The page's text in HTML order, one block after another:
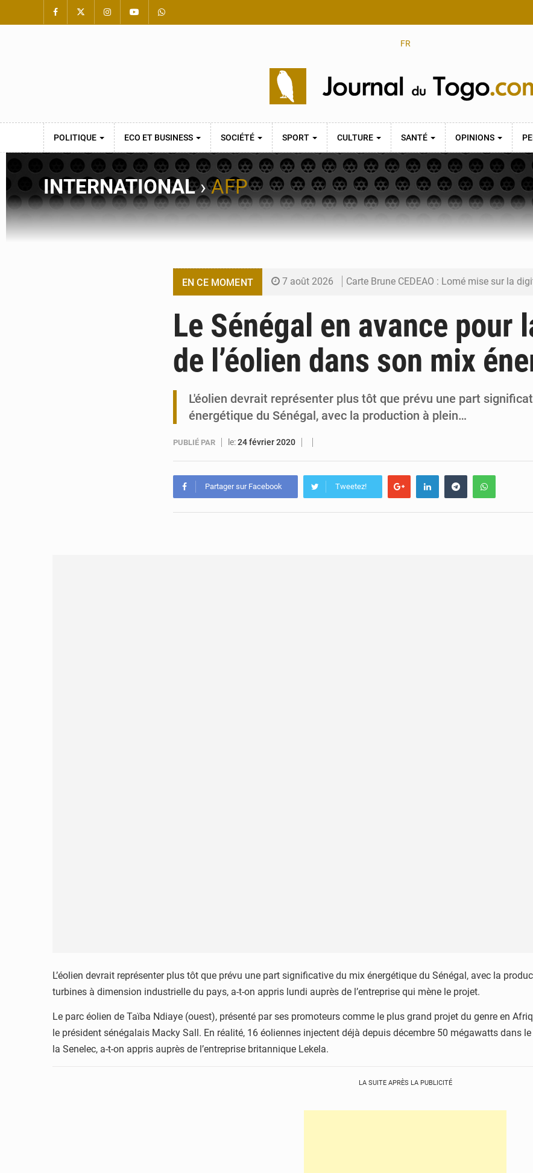
FR
POLITIQUE ECO ET BUSINESS SOCIÉTÉ SPORT CULTURE SANTÉ OPINIONS
INTERNATIONAL›AFP
EN CE MOMENT 7 août 2026 Carte Brune CEDEAO : Lomé mise sur la
5 août 2026 Budget vert 2027 : Le ministère de l’Économie
5 août 2026 Travail domestique non rémunéré : à Saly, l’Afrique
Le Sénégal en avance pour
de l’éolien dans son mix
L'éolien devrait représenter plus tôt que prévu une part
énergétique du Sénégal, avec la production à plein…
PUBLIÉ PAR le:24 février 2020
Partager sur Facebook Tweetez!
L’éolien devrait représenter plus tôt que prévu une part significative du mix énergétique du Sénégal, avec la
turbines à dimension industrielle du pays, a-t-on appris lundi auprès de l’entreprise qui mène le projet.
Le parc éolien de Taïba Ndiaye (ouest), présenté par ses promoteurs comme le plus grand projet du genre en
le président sénégalais Macky Sall. En réalité, 16 éoliennes injectent déjà depuis décembre 50 mégawatts dans
la Senelec, a-t-on appris auprès de l’entreprise britannique Lekela.
LA SUITE APRÈS LA PUBLICITÉ